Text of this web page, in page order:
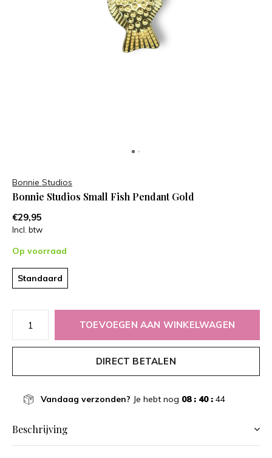
Bonnie Studios
Bonnie Studios Small Fish Pendant Gold
€29,95
Incl. btw
Op voorraad
Standaard
TOEVOEGEN AAN WINKELWAGEN
DIRECT BETALEN
Vandaag verzonden? Je hebt nog 08 : 40 : 44
Beschrijving